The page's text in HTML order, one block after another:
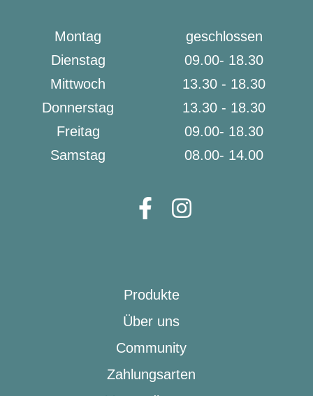
Montag
geschlossen
Dienstag
09.00- 18.30
Mittwoch
13.30 - 18.30
Donnerstag
13.30 - 18.30
Freitag
09.00- 18.30
Samstag
08.00- 14.00
Produkte
Über uns
Community
Zahlungsarten